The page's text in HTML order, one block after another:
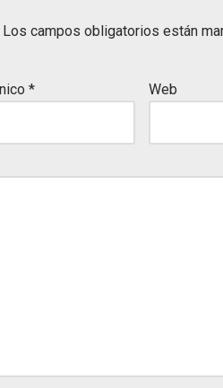
Los campos obligatorios están
* Web